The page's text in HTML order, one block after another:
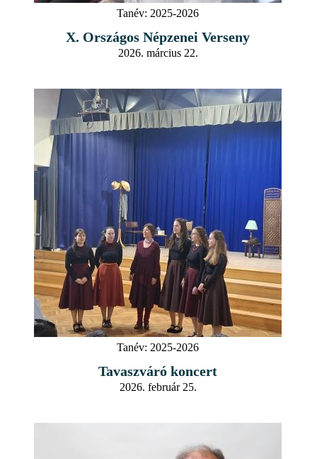
Tanév: 2025-2026
X. Országos Népzenei Verseny
2026. március 22.
Tanév: 2025-2026
Tavaszváró koncert
2026. február 25.